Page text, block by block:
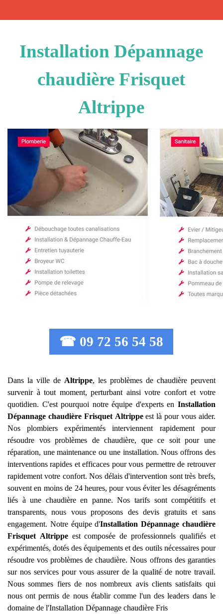
Installation Dépannage
chaudière Frisquet
Altrippe
☎ 09 72 56 54 58
Dans la ville de Altrippe, les problèmes de chaudière peuvent
survenir à tout moment, perturbant ainsi votre confort et votre
quotidien. C'est pourquoi notre équipe d'experts en Installation
Dépannage chaudière Frisquet Altrippeest là pour vous aider.
Nos plombiers expérimentés interviennent rapidement pour
résoudre vos problèmes de chaudière, que ce soit pour une
réparation, une maintenance ou une installation. Nous offrons des
interventions rapides et efficaces pour vous permettre de retrouver
rapidement votre confort. Nos délais d'intervention sont très brefs,
souvent en moins de 24 heures, pour vous éviter les désagréments
liés à une chaudière en panne. Nos tarifs sont compétitifs et
transparents, nous vous proposons des devis gratuits et sans
engagement. Notre équipe d'Installation Dépannage chaudière
Frisquet Altrippeest composée de professionnels qualifiés et
expérimentés, dotés des équipements et des outils nécessaires pour
résoudre vos problèmes de chaudière. Nous offrons des garanties
sur nos services pour vous assurer de la qualité de notre travail.
Nous sommes fiers de nos nombreux avis clients satisfaits qui
nous ont permis de nous établir comme l'un des leaders dans le
domaine de l'Installation Dépannage chaudière Fris